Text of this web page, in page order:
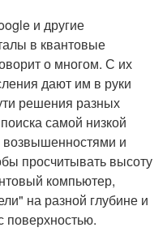
и другие
в квантовые
о многом. С их
дают им в руки
решения разных
самой низкой
возвышенностями и
просчитывать высоту
компьютер,
на разной глубине и
поверхностью.